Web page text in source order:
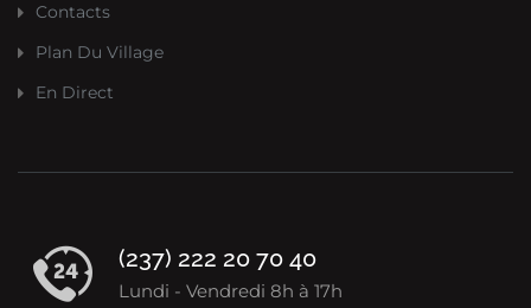
Contacts
Plan Du Village
En Direct
(237) 222 20 70 40
Lundi - Vendredi 8h à 17h